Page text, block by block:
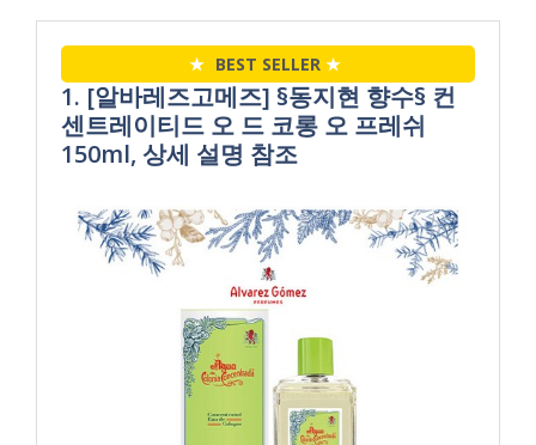
★ BEST SELLER ★
1. [알바레즈고메즈] §동지현 향수§ 컨
센트레이티드 오 드 코롱 오 프레쉬
150ml, 상세 설명 참조